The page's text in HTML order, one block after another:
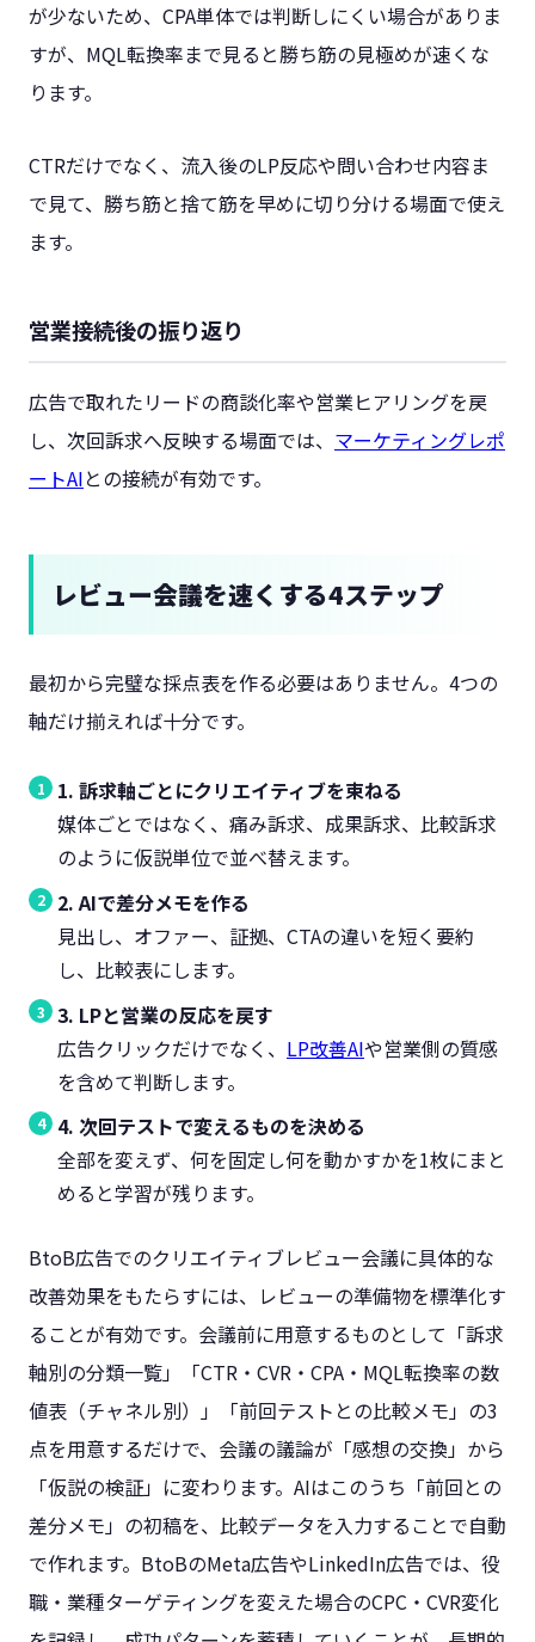
が少ないため、CPA単体では判断しにくい場合がありま
すが、MQL転換率まで見ると勝ち筋の見極めが速くな
ります。
CTRだけでなく、流入後のLP反応や問い合わせ内容ま
で見て、勝ち筋と捨て筋を早めに切り分ける場面で使え
ます。
営業接続後の振り返り
広告で取れたリードの商談化率や営業ヒアリングを戻
し、次回訴求へ反映する場面では、 マーケティングレポ
ートAIとの接続が有効です。
レビュー会議を速くする4ステップ
最初から完璧な採点表を作る必要はありません。4つの
軸だけ揃えれば十分です。
1. 訴求軸ごとにクリエイティブを束ねる
媒体ごとではなく、痛み訴求、成果訴求、比較訴求
のように仮説単位で並べ替えます。
2. AIで差分メモを作る
見出し、オファー、証拠、CTAの違いを短く要約
し、比較表にします。
3. LPと営業の反応を戻す
広告クリックだけでなく、 LP改善AIや営業側の質感
を含めて判断します。
4. 次回テストで変えるものを決める
全部を変えず、何を固定し何を動かすかを1枚にまと
めると学習が残ります。
BtoB広告でのクリエイティブレビュー会議に具体的な
改善効果をもたらすには、レビューの準備物を標準化す
ることが有効です。会議前に用意するものとして「訴求
軸別の分類一覧」「CTR・CVR・CPA・MQL転換率の数
値表（チャネル別）」「前回テストとの比較メモ」の3
点を用意するだけで、会議の議論が「感想の交換」から
「仮説の検証」に変わります。AIはこのうち「前回との
差分メモ」の初稿を、比較データを入力することで自動
で作れます。BtoBのMeta広告やLinkedIn広告では、役
職・業種ターゲティングを変えた場合のCPC・CVR変化